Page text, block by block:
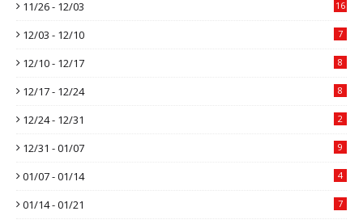
11/26 - 12/03 16
12/03 - 12/10 7
12/10 - 12/17 8
12/17 - 12/24 8
12/24 - 12/31 2
12/31 - 01/07 9
01/07 - 01/14 4
01/14 - 01/21 7